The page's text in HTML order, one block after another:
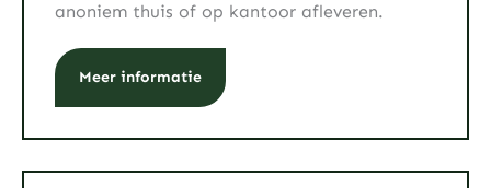
anoniem thuis of op kantoor afleveren.
Meer informatie